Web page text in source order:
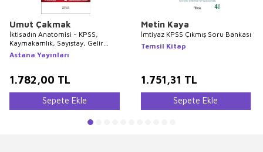
Umut Çakmak
İktisadın Anatomisi - KPSS,
Kaymakamlık, Sayıştay, Gelir
Uzmanlığı, Bankaların Müfettişlik
ve Uzmanlık Sınavları Başta
İktisat
Astana Yayınları
1.782,00 TL
Sepete Ekle
Metin Kaya
İmtiyaz KPSS Çıkmış Soru Bankası
Temsil Kitap
1.751,31 TL
Sepete Ekle